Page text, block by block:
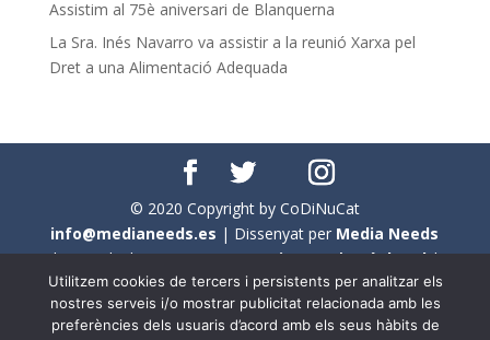
Assistim al 75è aniversari de Blanquerna
La Sra. Inés Navarro va assistir a la reunió Xarxa pel
Dret a una Alimentació Adequada
© 2020 Copyright by CoDiNuCat
info@medianeeds.es | Dissenyat per Media Needs
| Tots els drets reservats aCoDiNuCat |Avís legal|
Avís per cookies
En aquest web s'ha tingut en compte l'ús no sexista del
Utilitzem cookies de tercers i persistents per analitzar els
nostres serveis i/o mostrar publicitat relacionada amb les
preferències dels usuaris d’acord amb els seus hàbits de